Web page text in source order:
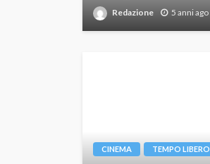
Redazione 5 anni ago
CINEMA TEMPO LIBERO